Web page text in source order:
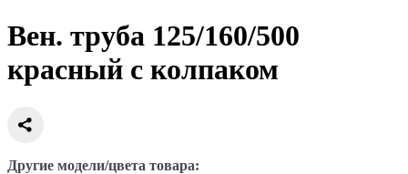
Вен. труба 125/160/500
красный с колпаком
Другие модели/цвета товара: